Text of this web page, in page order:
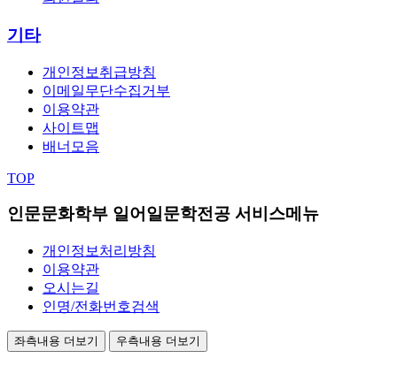
기타
개인정보취급방침
이메일무단수집거부
이용약관
사이트맵
배너모음
TOP
인문문화학부 일어일문학전공 서비스메뉴
개인정보처리방침
이용약관
오시는길
인명/전화번호검색
좌측내용 더보기 우측내용 더보기